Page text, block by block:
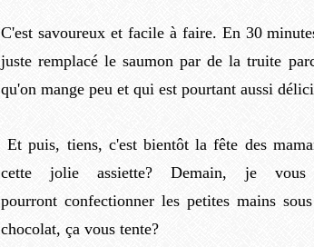
C'est savoureux et facile à faire. En 30
juste remplacé le saumon par de la truite
qu'on mange peu et qui est pourtant aussi
Et puis, tiens, c'est bientôt la fête des
cette jolie assiette? Demain, je
pourront confectionner les petites mains
chocolat, ça vous tente?